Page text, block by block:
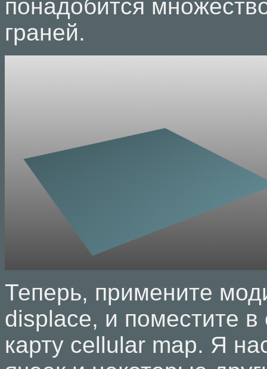
понадобится
граней.
Теперь, примените
displace, и поместите в
карту cellular map. Я